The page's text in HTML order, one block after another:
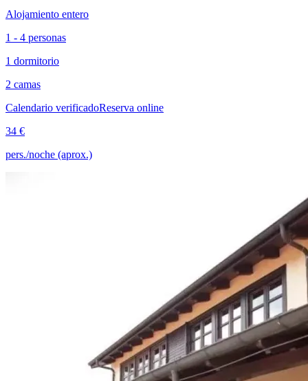
Alojamiento entero
1 - 4 personas
1 dormitorio
2 camas
Calendario verificadoReserva online
34 €
pers./noche (aprox.)